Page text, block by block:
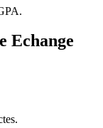
Echange